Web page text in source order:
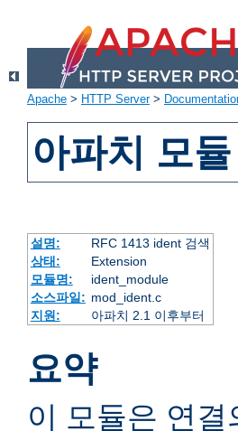
Apache > HTTP Server>
아파치 모
설명:
RFC 1413 ident 검색
상태:
Extension
모듈명:
ident_module
소스파일: mod_ident.c
지원:
아파치 2.1 이후부터
요약
이 모듈은 연